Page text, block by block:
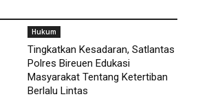
Hukum
Tingkatkan Kesadaran, Satlantas
Polres Bireuen Edukasi
Masyarakat Tentang Ketertiban
Berlalu Lintas